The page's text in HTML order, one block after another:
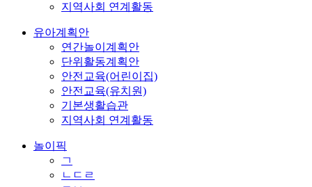
지역사회 연계활동
유아계획안
연간놀이계획안
단위활동계획안
안전교육(어린이집)
안전교육(유치원)
기본생활습관
지역사회 연계활동
놀이픽
ㄱ
ㄴㄷㄹ